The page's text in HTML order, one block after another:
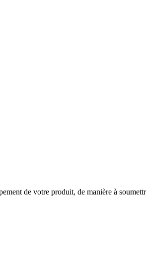
de votre produit, de manière à